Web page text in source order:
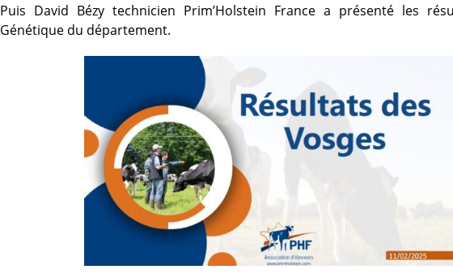
Puis David Bézy technicien Prim’Holstein France a présenté les
Génétique du département.